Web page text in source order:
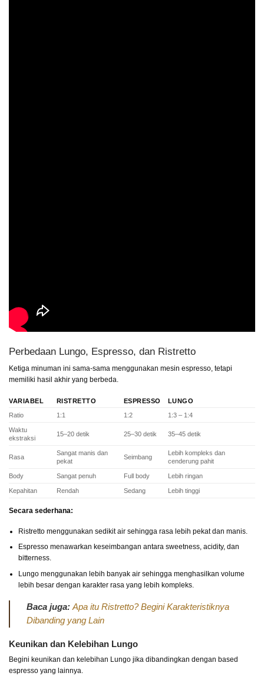
Perbedaan Lungo, Espresso, dan Ristretto
Ketiga minuman ini sama-sama menggunakan mesin espresso, tetapi
memiliki hasil akhir yang berbeda.
VARIABEL RISTRETTO ESPRESSO
LUNGO
Ratio
1:1 1:2 1:3 – 1:4
Waktu
ekstraksi
15–20 detik 25–30 detik 35–45 detik
Rasa
Sangat manis dan
pekat
Seimbang
Lebih kompleks dan
cenderung pahit
Body Sangat penuh Full body Lebih ringan
Kepahitan Rendah Sedang Lebih tinggi
Secara sederhana:
Ristretto menggunakan sedikit air sehingga rasa lebih pekat dan manis.
Espresso menawarkan keseimbangan antara sweetness, acidity, dan
bitterness.
Lungo menggunakan lebih banyak air sehingga menghasilkan volume
lebih besar dengan karakter rasa yang lebih kompleks.
Baca juga: Apa itu Ristretto? Begini Karakteristiknya
Dibanding yang Lain
Keunikan dan Kelebihan Lungo
Begini keunikan dan kelebihan Lungo jika dibandingkan dengan based
espresso yang lainnya.